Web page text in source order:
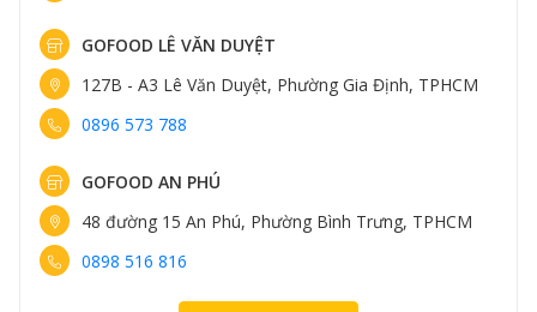
GOFOOD LÊ VĂN DUYỆT
127B - A3 Lê Văn Duyệt, Phường Gia Định, TPHCM
0896 573 788
GOFOOD AN PHÚ
48 đường 15 An Phú, Phường Bình Trưng, TPHCM
0898 516 816